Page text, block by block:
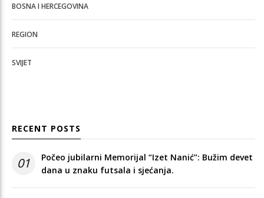
BOSNA I HERCEGOVINA
REGION
SVIJET
RECENT POSTS
01
Počeo jubilarni Memorijal “Izet Nanić”: Bužim devet
dana u znaku futsala i sjećanja.